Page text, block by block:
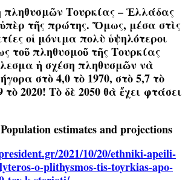
πληθυσμῶν Τουρκίας – Ἑλλάδας
τῆς πρώτης. Ὅμως, μέσα στὶς
οἱ μόνιμα πολὺ ὑψηλότεροι
τοῦ πληθυσμοῦ τῆς Τουρκίας
ἡ σχέση πληθυσμῶν νὰ
στὸ 4,0 τὸ 1970, στὸ 5,7 τὸ
τὸ 2020! Τὸ δὲ 2050 θὰ ἔχει φτάσει
estimates and projections
2021/10/20/ethniki-apeili-
o-plithysmos-tis-toyrkias-apo-